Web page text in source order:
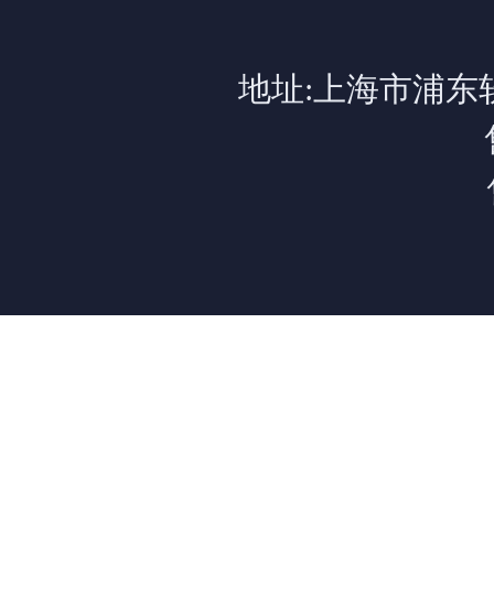
地址:上海市浦东